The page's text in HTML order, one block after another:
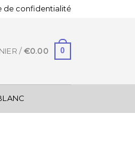
de confidentialité
/ €0.00 0